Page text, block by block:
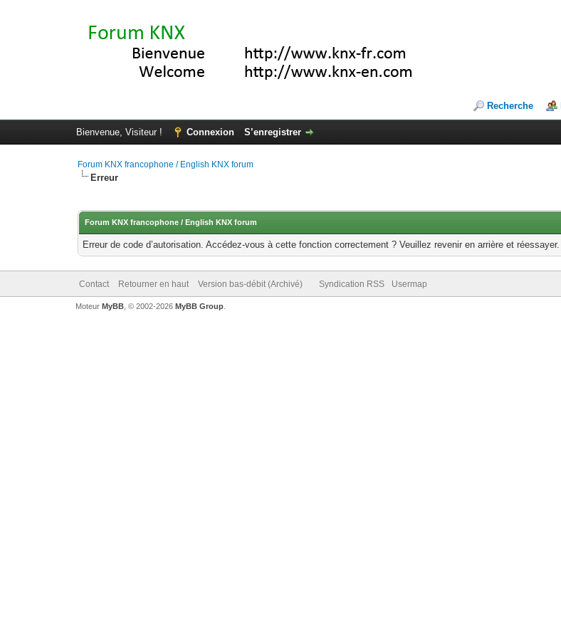
Recherche
Bienvenue, Visiteur ! Connexion S’enregistrer
Forum KNX francophone / English KNX forum
Erreur
Forum KNX francophone / English KNX forum
Erreur de code d’autorisation. Accédez-vous à cette fonction correctement ? Veuillez revenir en arrière et réessayer.
Contact Retourner en haut Version bas-débit (Archivé) Syndication RSS Usermap
Moteur MyBB, © 2002-2026 MyBB Group.